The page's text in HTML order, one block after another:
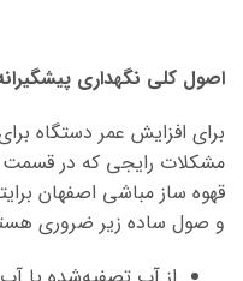
اصول کلی نگهداری
برای افزایش عمر دستگاه
مشکلات رایجی که در قسمت
قهوه ساز مباشی اصفهان
و صول ساده زیر ضروری